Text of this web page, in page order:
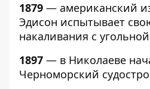
1879 — американский
Эдисон испытывает
накаливания с
1897 — в Николаеве
Черноморский